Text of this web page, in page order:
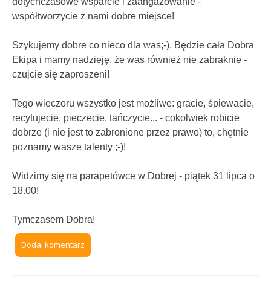
współtworzycie z nami dobre miejsce!
Szykujemy dobre co nieco dla was;-). Będzie cała Dobra
Ekipa i mamy nadzieję, że was również nie zabraknie -
czujcie się zaproszeni!
Tego wieczoru wszystko jest możliwe: gracie, śpiewacie,
recytujecie, pieczecie, tańczycie... - cokolwiek robicie
dobrze (i nie jest to zabronione przez prawo) to, chętnie
poznamy wasze talenty ;-)!
Widzimy się na parapetówce w Dobrej - piątek 31 lipca o
18.00!
Tymczasem Dobra!
Dodaj komentarz